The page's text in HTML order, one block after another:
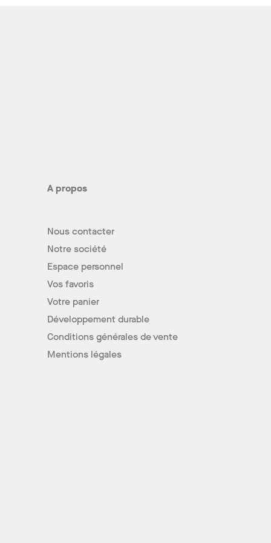
A propos
Nous contacter
Notre société
Espace personnel
Vos favoris
Votre panier
Développement durable
Conditions générales de vente
Mentions légales